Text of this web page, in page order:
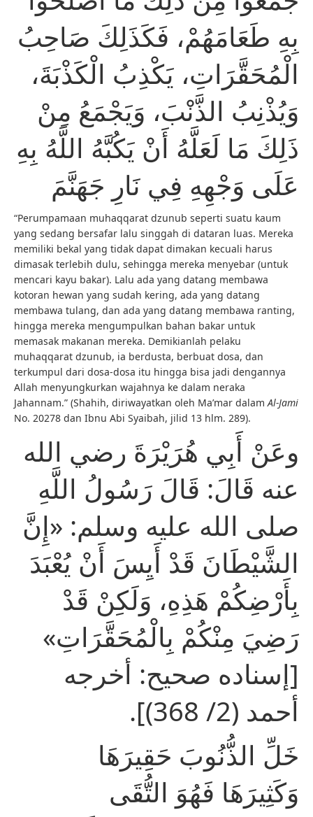
بِهِ طَعَامَهُمْ، فَكَذَلِكَ صَاحِبُ
الْمُحَقَّرَاتِ، يَكْذِبُ الْكَذْبَةَ،
وَيُذْنِبُ الذَّنْبَ، وَيَجْمَعُ مِنْ
ذَلِكَ مَا لَعَلَّهُ أَنْ يَكُبَّهُ اللَّهُ بِهِ
عَلَى وَجْهِهِ فِي نَارِ جَهَنَّمَ
“Perumpamaan muhaqqarat dzunub seperti suatu kaum
yang sedang bersafar lalu singgah di dataran luas. Mereka
memiliki bekal yang tidak dapat dimakan kecuali harus
dimasak terlebih dulu, sehingga mereka menyebar (untuk
mencari kayu bakar). Lalu ada yang datang membawa
kotoran hewan yang sudah kering, ada yang datang
membawa tulang, dan ada yang datang membawa ranting,
hingga mereka mengumpulkan bahan bakar untuk
memasak makanan mereka. Demikianlah pelaku
muhaqqarat dzunub, ia berdusta, berbuat dosa, dan
terkumpul dari dosa-dosa itu hingga bisa jadi dengannya
Allah menyungkurkan wajahnya ke dalam neraka
Jahannam.” (Shahih, diriwayatkan oleh Ma’mar dalamAl-Jami
No. 20278 dan Ibnu Abi Syaibah, jilid 13 hlm. 289).
وعَنْ أَبِي هُرَيْرَةَ رضي الله
عنه قَالَ: قَالَ رَسُولُ اللَّهِ
صلى الله عليه وسلم: «إِنَّ
الشَّيْطَانَ قَدْ أَيِسَ أَنْ يُعْبَدَ
بِأَرْضِكُمْ هَذِهِ، وَلَكِنْ قَدْ
رَضِيَ مِنْكُمْ بِالْمُحَقَّرَاتِ»
[إسناده صحيح: أخرجه
أحمد (2/ 368)].
خَلِّ الذُّنُوبَ حَقِيرَهَا
وَكَثِيرَهَا فَهُوَ التُّقَى